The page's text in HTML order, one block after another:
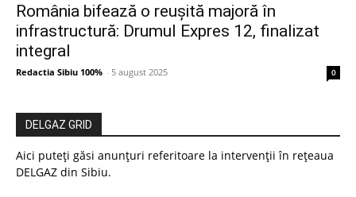
România bifează o reușită majoră în
infrastructură: Drumul Expres 12, finalizat
integral
Redactia Sibiu 100% - 5 august 2025 0
DELGAZ GRID
Aici puteți găsi anunțuri referitoare la intervenții în rețeaua
DELGAZ din Sibiu.